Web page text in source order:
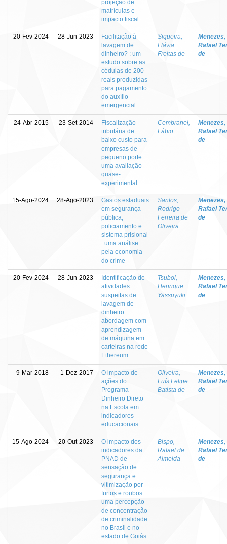
projeção de
matrículas e
impacto fiscal
20-Fev-2024 28-Jun-2023
Facilitação à
lavagem de
dinheiro? : um
estudo sobre as
cédulas de 200
reais produzidas
para pagamento
do auxílio
emergencial
Siqueira,
Flávia
Freitas de
Menezes,
Rafael
de
24-Abr-2015 23-Set-2014
Fiscalização
tributária de
baixo custo para
empresas de
pequeno porte :
uma avaliação
quase-
experimental
Cembranel,
Fábio
Menezes,
Rafael
de
15-Ago-2024 28-Ago-2023
Gastos estaduais
em segurança
pública,
policiamento e
sistema prisional
: uma análise
pela economia
do crime
Santos,
Rodrigo
Ferreira de
Oliveira
Menezes,
Rafael
de
20-Fev-2024 28-Jun-2023
Identificação de
atividades
suspeitas de
lavagem de
dinheiro :
abordagem com
aprendizagem
de máquina em
carteiras na rede
Ethereum
Tsuboi,
Henrique
Yassuyuki
Menezes,
Rafael
de
9-Mar-2018 1-Dez-2017
O impacto de
ações do
Programa
Dinheiro Direto
na Escola em
indicadores
educacionais
Oliveira,
Luís Felipe
Batista de
Menezes,
Rafael
de
15-Ago-2024 20-Out-2023
O impacto dos
indicadores da
PNAD de
sensação de
segurança e
vitimização por
furtos e roubos :
uma percepção
de concentração
de criminalidade
no Brasil e no
estado de Goiás
Bispo,
Rafael de
Almeida
Menezes,
Rafael
de